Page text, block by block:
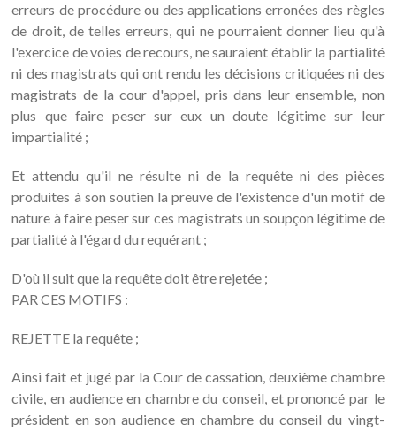
erreurs de procédure ou des applications erronées des règles
de droit, de telles erreurs, qui ne pourraient donner lieu qu'à
l'exercice de voies de recours, ne sauraient établir la partialité
ni des magistrats qui ont rendu les décisions critiquées ni des
magistrats de la cour d'appel, pris dans leur ensemble, non
plus que faire peser sur eux un doute légitime sur leur
impartialité ;
Et attendu qu'il ne résulte ni de la requête ni des pièces
produites à son soutien la preuve de l'existence d'un motif de
nature à faire peser sur ces magistrats un soupçon légitime de
partialité à l'égard du requérant ;
D'où il suit que la requête doit être rejetée ;
PAR CES MOTIFS :
REJETTE la requête ;
Ainsi fait et jugé par la Cour de cassation, deuxième chambre
civile, en audience en chambre du conseil, et prononcé par le
président en son audience en chambre du conseil du vingt-